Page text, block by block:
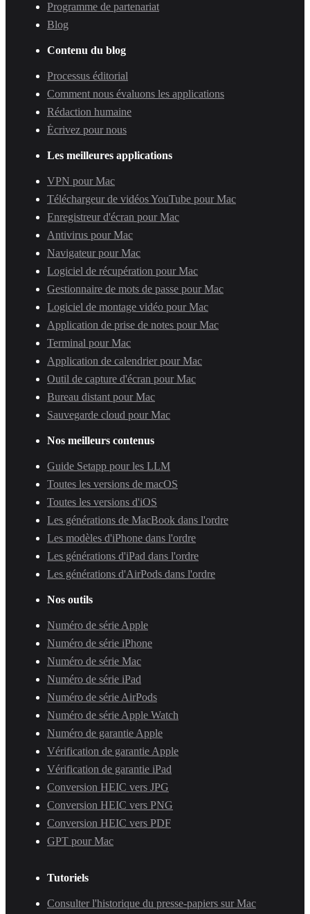
Programme de partenariat
Blog
Contenu du blog
Processus éditorial
Comment nous évaluons les applications
Rédaction humaine
Écrivez pour nous
Les meilleures applications
VPN pour Mac
Téléchargeur de vidéos YouTube pour Mac
Enregistreur d'écran pour Mac
Antivirus pour Mac
Navigateur pour Mac
Logiciel de récupération pour Mac
Gestionnaire de mots de passe pour Mac
Logiciel de montage vidéo pour Mac
Application de prise de notes pour Mac
Terminal pour Mac
Application de calendrier pour Mac
Outil de capture d'écran pour Mac
Bureau distant pour Mac
Sauvegarde cloud pour Mac
Nos meilleurs contenus
Guide Setapp pour les LLM
Toutes les versions de macOS
Toutes les versions d'iOS
Les générations de MacBook dans l'ordre
Les modèles d'iPhone dans l'ordre
Les générations d'iPad dans l'ordre
Les générations d'AirPods dans l'ordre
Nos outils
Numéro de série Apple
Numéro de série iPhone
Numéro de série Mac
Numéro de série iPad
Numéro de série AirPods
Numéro de série Apple Watch
Numéro de garantie Apple
Vérification de garantie Apple
Vérification de garantie iPad
Conversion HEIC vers JPG
Conversion HEIC vers PNG
Conversion HEIC vers PDF
GPT pour Mac
Tutoriels
Consulter l'historique du presse-papiers sur Mac